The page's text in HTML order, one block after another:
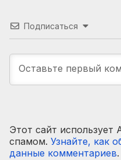
Подписаться
Этот сайт использует
спамом. Узнайте, как
данные комментариев.